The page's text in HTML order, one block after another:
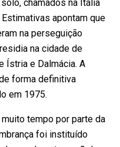
chamados na Itália
Estimativas apontam que
na perseguição
na cidade de
Ístria e Dalmácia. A
forma definitiva
em 1975.
tempo por parte da
foi instituído